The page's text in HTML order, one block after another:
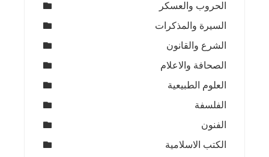
الحروب والعسكر
السيرة والمذكرات
الشرع والقانون
الصحافة والاعلام
العلوم الطبيعية
الفلسفة
الفنون
الكتب الاسلامية